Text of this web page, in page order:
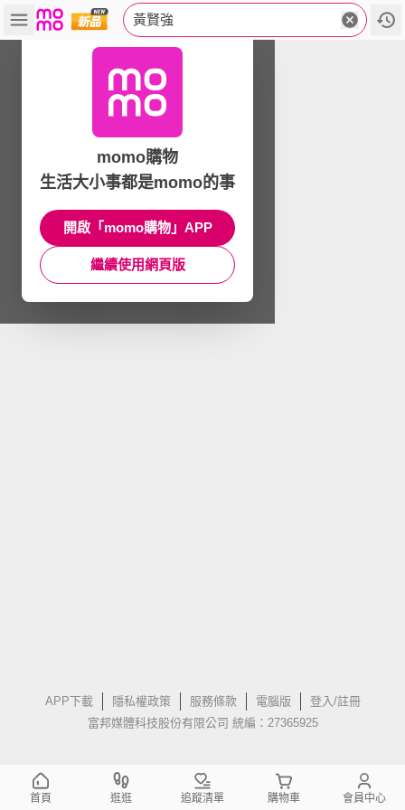
黃賢強
APP下載 隱私權政策 服務條款 電腦版
登入/註冊
富邦媒體科技股份有限公司 統編：27365925
momo購物
生活大小事都是momo的事
開啟「momo購物」APP
繼續使用網頁版
首頁 逛逛 追蹤清單 購物車 會員中心